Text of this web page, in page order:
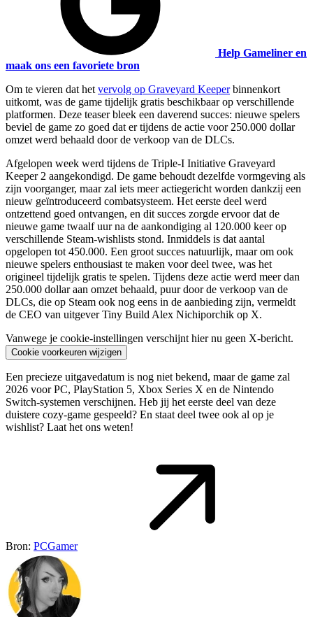
Help Gameliner en
maak ons een favoriete bron
Om te vieren dat het vervolg op Graveyard Keeperbinnenkort
uitkomt, was de game tijdelijk gratis beschikbaar op verschillende
platformen. Deze teaser bleek een daverend succes: nieuwe spelers
beviel de game zo goed dat er tijdens de actie voor 250.000 dollar
omzet werd behaald door de verkoop van de DLCs.
Afgelopen week werd tijdens de Triple-I Initiative Graveyard
Keeper 2 aangekondigd. De game behoudt dezelfde vormgeving als
zijn voorganger, maar zal iets meer actiegericht worden dankzij een
nieuw geïntroduceerd combatsysteem. Het eerste deel werd
ontzettend goed ontvangen, en dit succes zorgde ervoor dat de
nieuwe game twaalf uur na de aankondiging al 120.000 keer op
verschillende Steam-wishlists stond. Inmiddels is dat aantal
opgelopen tot 450.000. Een groot succes natuurlijk, maar om ook
nieuwe spelers enthousiast te maken voor deel twee, was het
origineel tijdelijk gratis te spelen. Tijdens deze actie werd meer dan
250.000 dollar aan omzet behaald, puur door de verkoop van de
DLCs, die op Steam ook nog eens in de aanbieding zijn, vermeldt
de CEO van uitgever Tiny Build Alex Nichiporchik op X.
Vanwege je cookie-instellingen verschijnt hier nu geen X-bericht.
Cookie voorkeuren wijzigen
Een precieze uitgavedatum is nog niet bekend, maar de game zal
2026 voor PC, PlayStation 5, Xbox Series X en de Nintendo
Switch-systemen verschijnen. Heb jij het eerste deel van deze
duistere cozy-game gespeeld? En staat deel twee ook al op je
wishlist? Laat het ons weten!
Bron: PCGamer